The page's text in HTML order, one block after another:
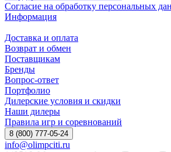
Согласие на обработку персональных
Информация
Доставка и оплата
Возврат и обмен
Поставщикам
Бренды
Вопрос-ответ
Портфолио
Дилерские условия и скидки
Наши дилеры
Правила игр и соревнований
8 (800) 777-05-24
info@olimpciti.ru